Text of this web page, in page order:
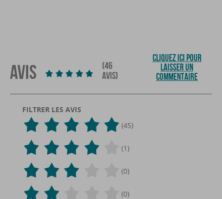
AVIS
(46
AVIS)
CLIQUEZ ICI POUR
LAISSER UN
COMMENTAIRE
FILTRER LES AVIS
(45)
(1)
(0)
(0)